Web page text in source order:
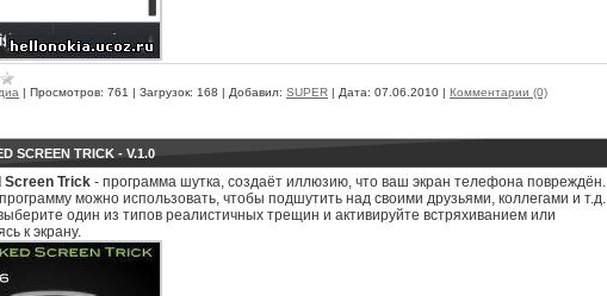
| Просмотров: 761 | Загрузок: 168 | Добавил: SUPER | Дата: 07.06.2010 | Комментарии (0)
SCREEN TRICK - V.1.0
Screen Trick - программа шутка, создаёт иллюзию, что ваш экран телефона повреждён.
можно использовать, чтобы подшутить над своими друзьями, коллегами и т.д.
один из типов реалистичных трещин и активируйте встряхиванием или
к экрану.